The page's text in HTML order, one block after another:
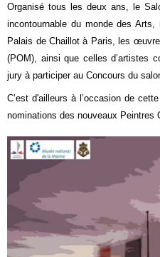
Organisé tous les deux ans, le
incontournable du monde des
Palais de Chaillot à Paris, les
(POM), ainsi que celles d’artistes
jury à participer au Concours du
C’est d'ailleurs à l’occasion de
nominations des nouveaux Peintres